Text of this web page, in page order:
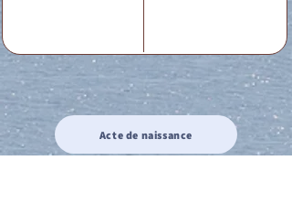
Acte de naissance